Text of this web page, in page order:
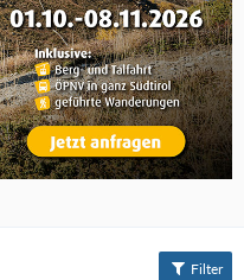
Filter